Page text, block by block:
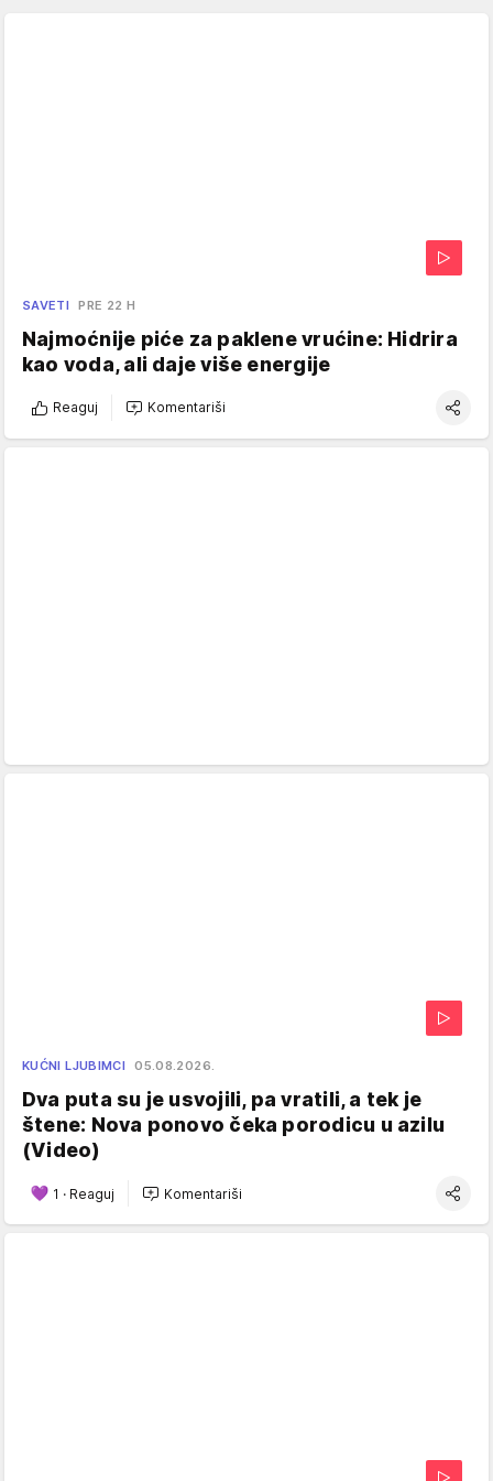
SAVETI PRE 22 H
Najmoćnije piće za paklene vrućine: Hidrira
kao voda, ali daje više energije
Reaguj Komentariši
KUĆNI LJUBIMCI 05.08.2026.
Dva puta su je usvojili, pa vratili, a tek je
štene: Nova ponovo čeka porodicu u azilu
(Video)
1 · Reaguj Komentariši